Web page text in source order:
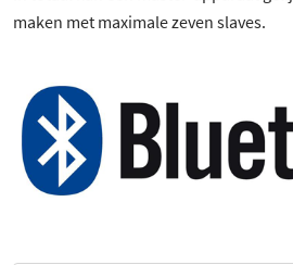
maken met maximale zeven slaves.